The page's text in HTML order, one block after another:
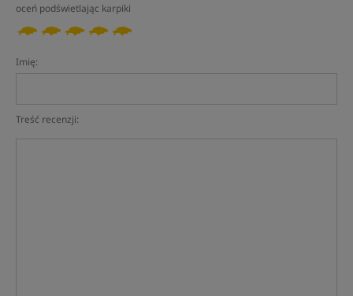
oceń podświetlając karpiki
Imię:
Treść recenzji: